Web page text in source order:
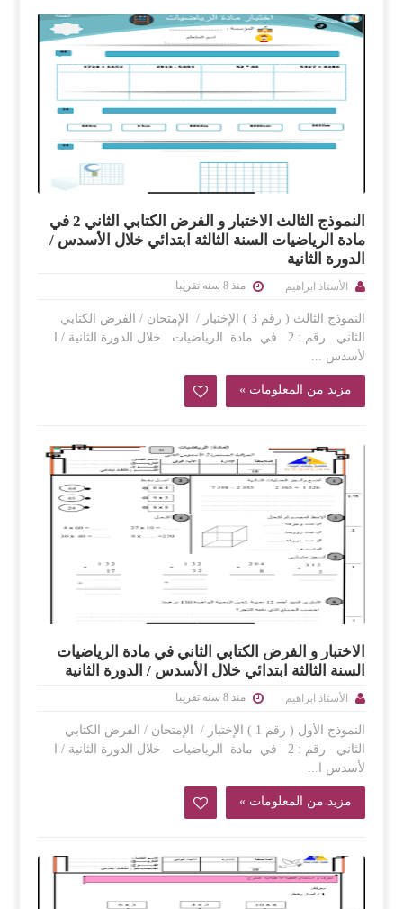
النموذج الثالث الاختبار و الفرض الكتابي الثاني 2 في
مادة الرياضيات السنة الثالثة ابتدائي خلال الأسدس /
الدورة الثانية
الأستاذ ابراهيم منذ 8 سنه تقريبا
النموذج الثالث ( رقم 3 ) الإختبار / الإمتحان / الفرض الكتابي
الثاني رقم : 2 في مادة الرياضيات خلال الدورة الثانية / ا
لأسدس ...
مزيد من المعلومات »
الاختبار و الفرض الكتابي الثاني في مادة الرياضيات
السنة الثالثة ابتدائي خلال الأسدس / الدورة الثانية
الأستاذ ابراهيم منذ 8 سنه تقريبا
النموذج الأول ( رقم 1 ) الإختبار / الإمتحان / الفرض الكتابي
الثاني رقم : 2 في مادة الرياضيات خلال الدورة الثانية / ا
لأسدس ا...
مزيد من المعلومات »